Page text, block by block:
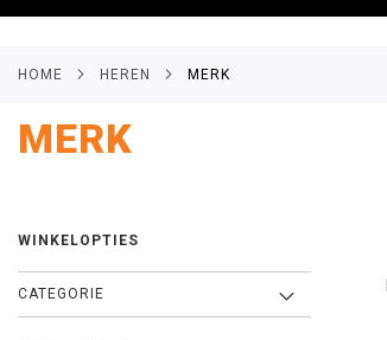
HOME HEREN MERK
MERK
WINKELOPTIES
CATEGORIE